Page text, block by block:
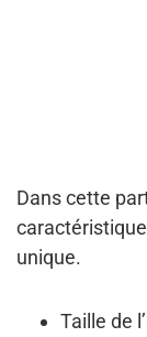
Dans cette
unique.
Taille de